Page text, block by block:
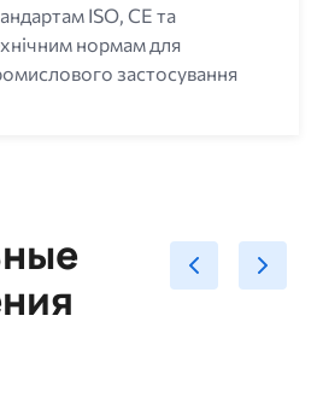
ISO, CE та
нормам для
застосування